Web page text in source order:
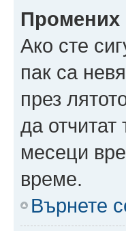
Промених
Ако сте
пак са
през
да
месеци
време.
Върнете